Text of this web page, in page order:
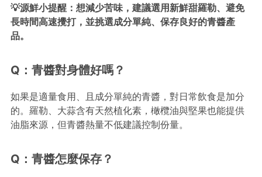
💡源鮮小提醒：想減少苦味，建議選用新鮮甜羅勒、避免
長時間高速攪打，並挑選成分單純、保存良好的青醬產
品。
Q：青醬對身體好嗎？
如果是適量食用、且成分單純的青醬，對日常飲食是加分
的。羅勒、大蒜含有天然植化素，橄欖油與堅果也能提供
油脂來源，但青醬熱量不低建議控制份量。
Q：青醬怎麼保存？